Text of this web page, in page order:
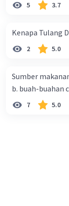
5 3.7
Kenapa Tulang
2 5.0
Sumber makanan
7 5.0